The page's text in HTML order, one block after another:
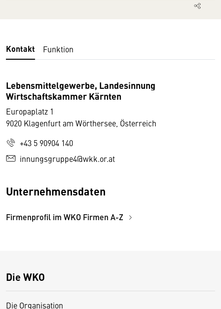
Kontakt Funktion
Lebensmittelgewerbe, Landesinnung
Wirtschaftskammer Kärnten
Europaplatz 1
9020 Klagenfurt am Wörthersee, Österreich
+43 5 90904 140
innungsgruppe4@wkk.or.at
Unternehmensdaten
Firmenprofil im WKO Firmen A-Z
Die WKO
Die Organisation